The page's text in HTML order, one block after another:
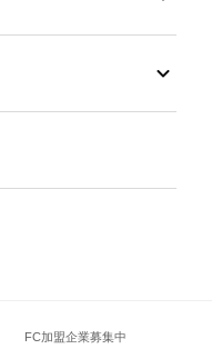
FC加盟企業募集中